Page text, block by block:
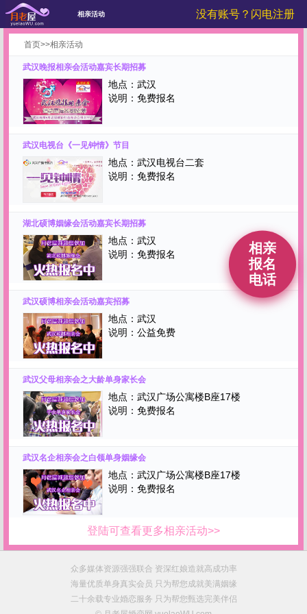
相亲
报名
电话
相亲活动 没有账号？闪电注册
首页>>相亲活动
武汉晚报相亲会活动嘉宾长期招募
地点： 武汉
说明： 免费报名
武汉电视台《一见钟情》节目
地点： 武汉电视台二套
说明： 免费报名
湖北硕博姻缘会活动嘉宾长期招募
地点： 武汉
说明： 免费报名
武汉硕博相亲会活动嘉宾招募
地点： 武汉
说明： 公益免费
武汉父母相亲会之大龄单身家长会
地点： 武汉广场公寓楼B座17楼
说明： 免费报名
武汉名企相亲会之白领单身姻缘会
地点： 武汉广场公寓楼B座17楼
说明： 免费报名
登陆可查看更多相亲活动>>
众多媒体资源强强联合 资深红娘造就高成功率
海量优质单身真实会员 只为帮您成就美满姻缘
二十余载专业婚恋服务 只为帮您甄选完美伴侣